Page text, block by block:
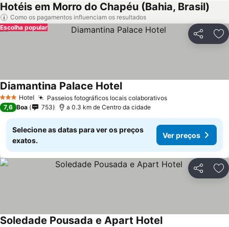
Hotéis em Morro do Chapéu (Bahia, Brasil)
Como os pagamentos influenciam os resultados
Partilhar
Escolha popular
3 EstrelasHotel Passeios fotográficos locais colaborativos
Diamantina Palace Hotel
7,6 Boa 753 a 0.3 km de Centro da cidade
Selecione as datas para ver os preços
exatos.
Ver preços
Partilhar
Soledade Pousada e Apart Hotel